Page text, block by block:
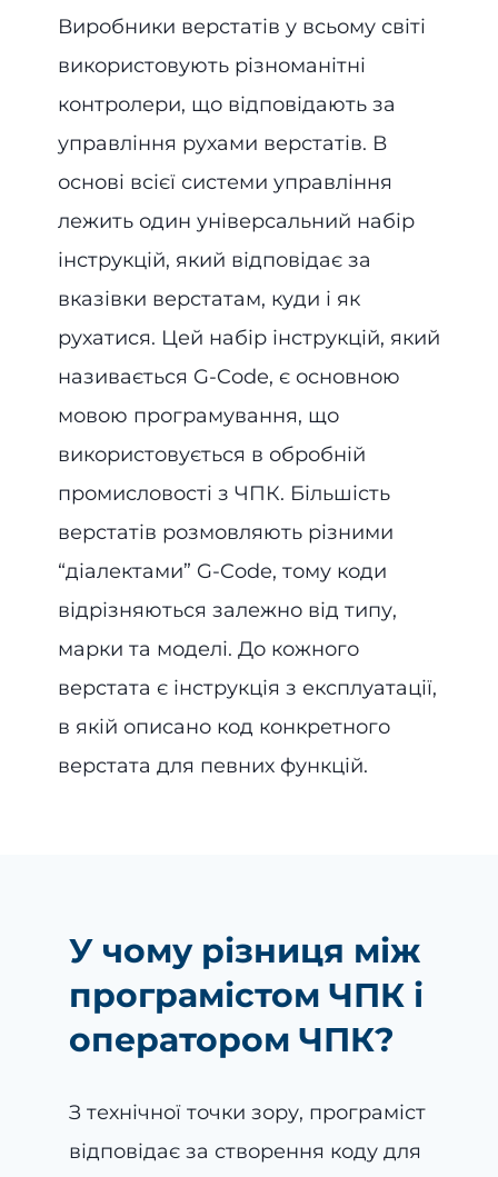
Виробники верстатів у всьому світі
використовують різноманітні
контролери, що відповідають за
управління рухами верстатів. В
основі всієї системи управління
лежить один універсальний набір
інструкцій, який відповідає за
вказівки верстатам, куди і як
рухатися. Цей набір інструкцій, який
називається G-Code, є основною
мовою програмування, що
використовується в обробній
промисловості з ЧПК. Більшість
верстатів розмовляють різними
“діалектами” G-Code, тому коди
відрізняються залежно від типу,
марки та моделі. До кожного
верстата є інструкція з експлуатації,
в якій описано код конкретного
верстата для певних функцій.
У чому різниця між
програмістом ЧПК і
оператором ЧПК?
З технічної точки зору, програміст
відповідає за створення коду для